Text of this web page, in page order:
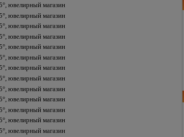
ювелирный магазин
ювелирный магазин
ювелирный магазин
ювелирный магазин
ювелирный магазин
ювелирный магазин
ювелирный магазин
ювелирный магазин
ювелирный магазин
ювелирный магазин
ювелирный магазин
ювелирный магазин
ювелирный магазин